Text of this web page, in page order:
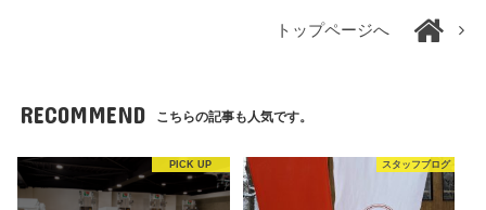
トップページへ
RECOMMEND こちらの記事も人気です。
PICK UP スタッフブログ